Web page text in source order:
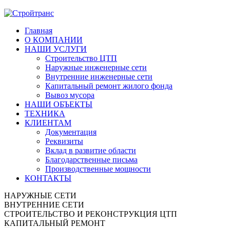
Главная
О КОМПАНИИ
НАШИ УСЛУГИ
Строительство ЦТП
Наружные инженерные сети
Внутренние инженерные сети
Капитальный ремонт жилого фонда
Вывоз мусора
НАШИ ОБЪЕКТЫ
ТЕХНИКА
КЛИЕНТАМ
Документация
Реквизиты
Вклад в развитие области
Благодарственные письма
Производственные мощности
КОНТАКТЫ
НАРУЖНЫЕ СЕТИ
ВНУТРЕННИЕ СЕТИ
СТРОИТЕЛЬСТВО И РЕКОНСТРУКЦИЯ ЦТП
КАПИТАЛЬНЫЙ РЕМОНТ